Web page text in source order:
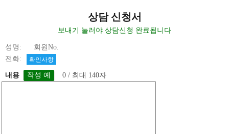
상담 신청서
보내기 눌러야 상담신청 완료됩니다
성명: 회원No.
전화:
확인사항
내용 0 / 최대 140자